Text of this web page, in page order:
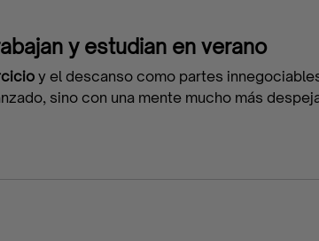
y estudian en verano
y el descanso como partes
sino con una mente mucho más